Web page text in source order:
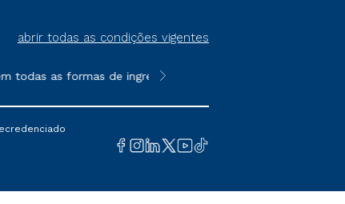
abrir todas as condições vigentes
as formas de ingresso, exceto na prova on-line ou
**Semipresencial é um formato do